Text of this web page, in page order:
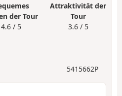
der Tour
4.6 / 5
Attraktivität der
Tour
3.6 / 5
5415662P